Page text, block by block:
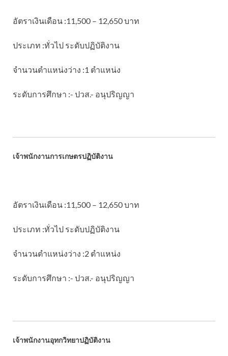
อัตราเงินเดือน :11,500 – 12,650 บาท
ประเภท :ทั่วไป ระดับปฏิบัติงาน
จำนวนตำแหน่งว่าง :1 ตำแหน่ง
ระดับการศึกษา :- ปวส.- อนุปริญญา
เจ้าพนักงานการเกษตรปฏิบัติงาน
อัตราเงินเดือน :11,500 – 12,650 บาท
ประเภท :ทั่วไป ระดับปฏิบัติงาน
จำนวนตำแหน่งว่าง :2 ตำแหน่ง
ระดับการศึกษา :- ปวส.- อนุปริญญา
เจ้าพนักงานอุทกวิทยาปฏิบัติงาน